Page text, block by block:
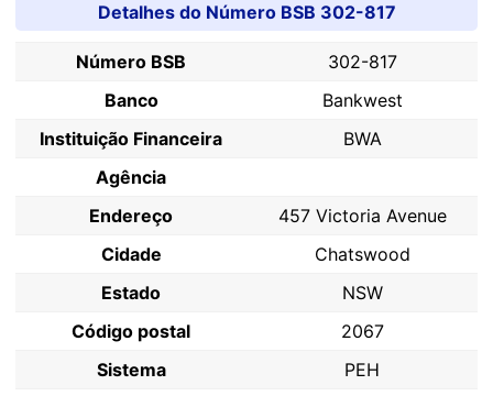
Detalhes do Número BSB 302-817
Número BSB
302-817
Banco
Bankwest
Instituição Financeira
BWA
Agência
Endereço
457 Victoria Avenue
Cidade
Chatswood
Estado
NSW
Código postal
2067
Sistema
PEH